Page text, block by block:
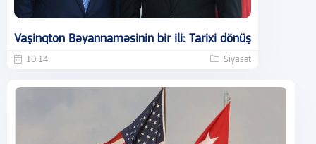
Vaşinqton Bəyannaməsinin bir ili: Tarixi dönüş
10:14 Siyasət